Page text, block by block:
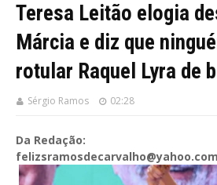
Teresa Leitão elogia
Márcia e diz que
rotular Raquel Lyra de
Sérgio Ramos 02:28
Da Redação: